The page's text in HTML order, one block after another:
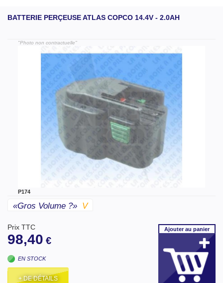
BATTERIE PERÇEUSE ATLAS COPCO 14.4V - 2.0AH
"Photo non contractuelle"
P174
«gros Volume ?» V
Prix TTC
98,40 €
EN STOCK
+ DE DÉTAILS
Ajouterau panier